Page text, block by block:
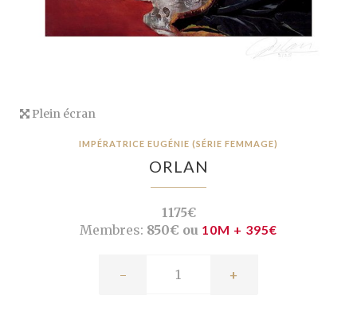
Plein écran
IMPÉRATRICE EUGÉNIE (SÉRIE FEMMAGE)
ORLAN
1175€
Membres: 850€ ou 10M + 395€
- +